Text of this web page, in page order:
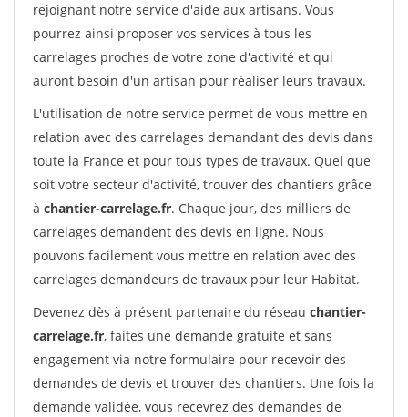
rejoignant notre service d'aide aux artisans. Vous
pourrez ainsi proposer vos services à tous les
carrelages proches de votre zone d'activité et qui
auront besoin d'un artisan pour réaliser leurs travaux.
L'utilisation de notre service permet de vous mettre en
relation avec des carrelages demandant des devis dans
toute la France et pour tous types de travaux. Quel que
soit votre secteur d'activité, trouver des chantiers grâce
à chantier-carrelage.fr. Chaque jour, des milliers de
carrelages demandent des devis en ligne. Nous
pouvons facilement vous mettre en relation avec des
carrelages demandeurs de travaux pour leur Habitat.
Devenez dès à présent partenaire du réseau chantier-
carrelage.fr, faites une demande gratuite et sans
engagement via notre formulaire pour recevoir des
demandes de devis et trouver des chantiers. Une fois la
demande validée, vous recevrez des demandes de